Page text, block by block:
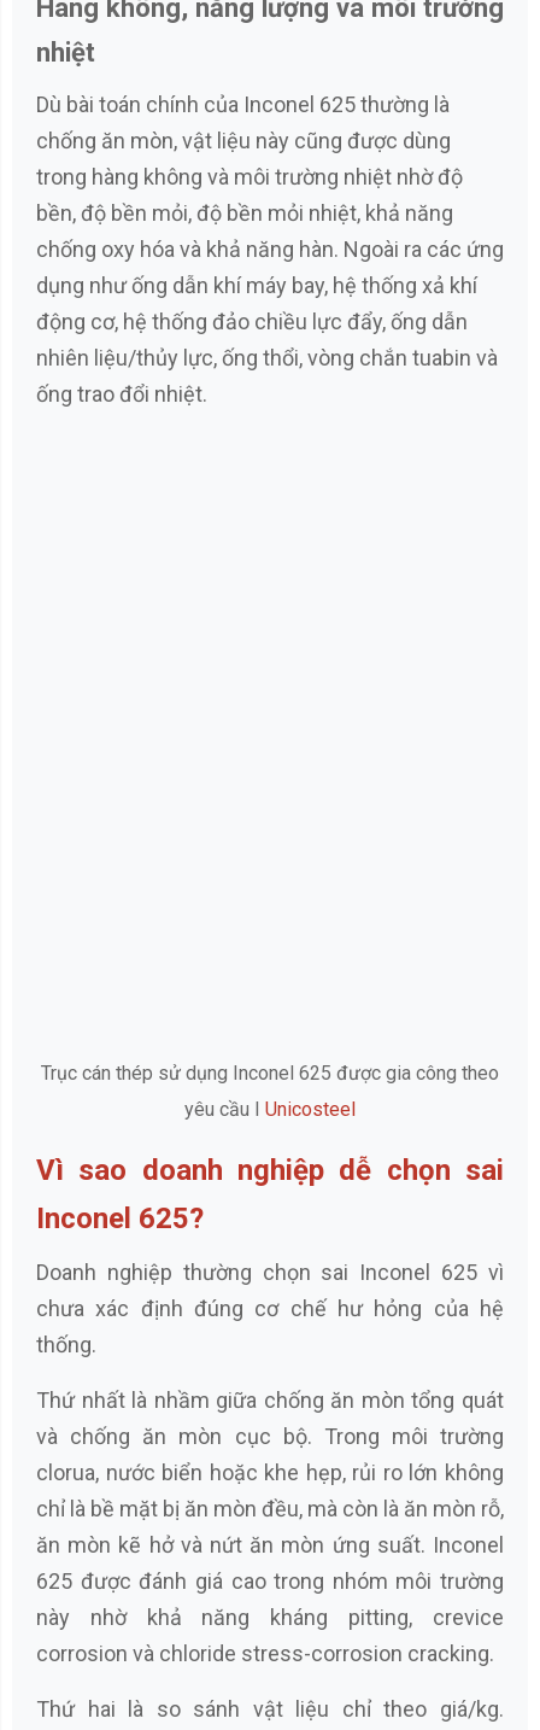
Hàng không, năng lượng và môi trường
nhiệt
Dù bài toán chính của Inconel 625 thường là
chống ăn mòn, vật liệu này cũng được dùng
trong hàng không và môi trường nhiệt nhờ độ
bền, độ bền mỏi, độ bền mỏi nhiệt, khả năng
chống oxy hóa và khả năng hàn. Ngoài ra các ứng
dụng như ống dẫn khí máy bay, hệ thống xả khí
động cơ, hệ thống đảo chiều lực đẩy, ống dẫn
nhiên liệu/thủy lực, ống thổi, vòng chắn tuabin và
ống trao đổi nhiệt.
Trục cán thép sử dụng Inconel 625 được gia công theo
yêu cầu I Unicosteel
Vì sao doanh nghiệp dễ chọn sai
Inconel 625?
Doanh nghiệp thường chọn sai Inconel 625 vì
chưa xác định đúng cơ chế hư hỏng của hệ
thống.
Thứ nhất là nhầm giữa chống ăn mòn tổng quát
và chống ăn mòn cục bộ. Trong môi trường
clorua, nước biển hoặc khe hẹp, rủi ro lớn không
chỉ là bề mặt bị ăn mòn đều, mà còn là ăn mòn rỗ,
ăn mòn kẽ hở và nứt ăn mòn ứng suất. Inconel
625 được đánh giá cao trong nhóm môi trường
này nhờ khả năng kháng pitting, crevice
corrosion và chloride stress-corrosion cracking.
Thứ hai là so sánh vật liệu chỉ theo giá/kg.